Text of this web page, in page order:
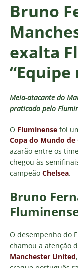
Bruno
exalta
Meia-atacante do
praticado pelo
O Fluminense foi
Copa do Mundo de
azarão entre os
chegou às
campeão Chelsea.
Bruno
O desempenho do
chamou a atenção
Manchester United